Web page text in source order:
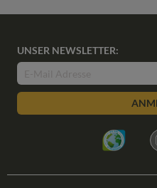
UNSER NEWSLETTER: